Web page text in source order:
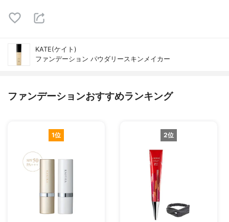
KATE(ケイト)
ファンデーション パウダリースキンメイカー
ファンデーションおすすめランキング
1位 2位